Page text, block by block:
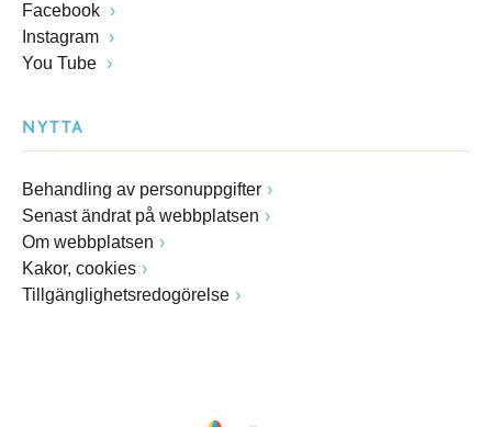
Facebook
Instagram
You Tube
NYTTA
Behandling av personuppgifter
Senast ändrat på webbplatsen
Om webbplatsen
Kakor, cookies
Tillgänglighetsredogörelse